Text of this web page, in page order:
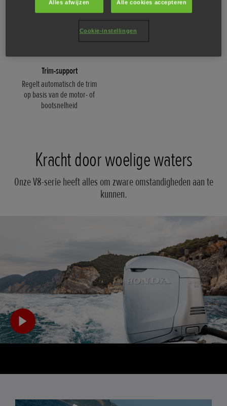
Trim-support
Regelt automatisch de trim
op basis van de motor- of
bootsnelheid
Kracht door woelige waters
Onze V8-serie heeft alles om zware omstandigheden aan te
kunnen.
Alles afwijzen Alle cookies accepteren
Cookie-instellingen